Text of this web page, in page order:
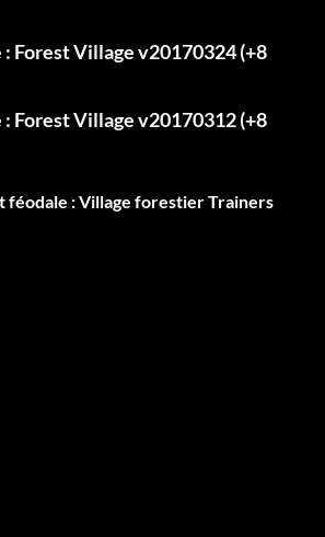
: Forest Village v20170324 (+8
: Forest Village v20170312 (+8
féodale : Village forestier Trainers